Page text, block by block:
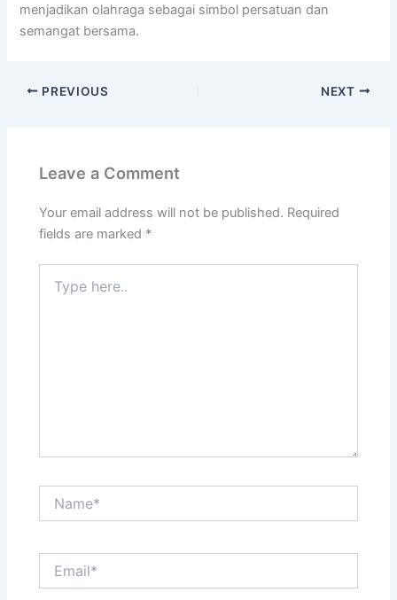
menjadikan olahraga sebagai simbol persatuan dan
semangat bersama.
PREVIOUS NEXT
Leave a Comment
Your email address will not be published. Required
fields are marked *
here..